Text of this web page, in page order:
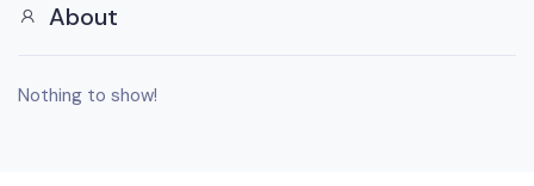
About
Nothing to show!